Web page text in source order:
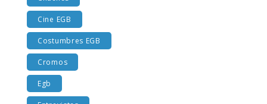
Chuches
Cine EGB
Costumbres EGB
Cromos
Egb